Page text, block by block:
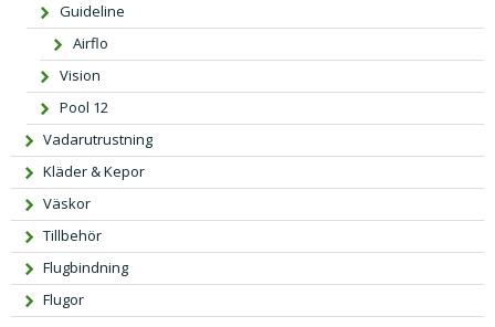
Guideline
Airflo
Vision
Pool 12
Vadarutrustning
Kläder & Kepor
Väskor
Tillbehör
Flugbindning
Flugor